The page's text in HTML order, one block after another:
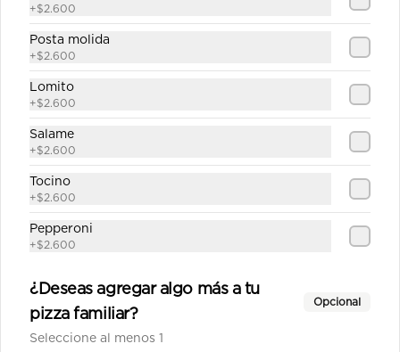
jamón, aceitunas, pimentón, tomate,
jamón, palmitos, choclo, alcachofa,
+$2.600
Posta molida
+$2.600
Lomito
+$2.600
Salame
+$2.600
Tocino
+$2.600
Pepperoni
+$2.600
¿Deseas agregar algo más a tu
pizza familiar?
Opcional
Seleccione al menos 1